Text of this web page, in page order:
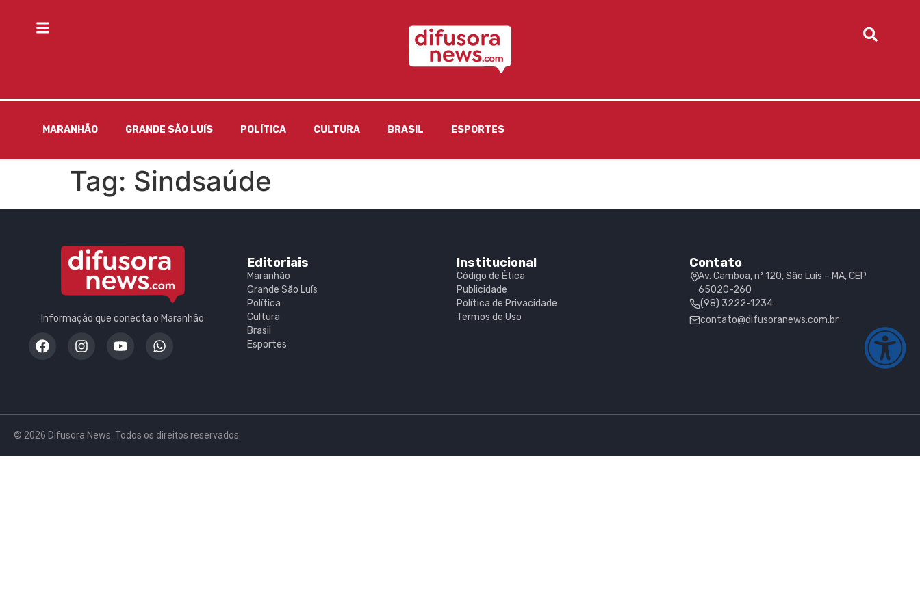
MARANHÃO GRANDE SÃO LUÍS POLÍTICA CULTURA BRASIL ESPORTES
Tag: Sindsaúde
Informação que conecta o Maranhão
Editoriais
Maranhão
Grande São Luís
Política
Cultura
Brasil
Esportes
Institucional
Código de Ética
Publicidade
Política de Privacidade
Termos de Uso
Contato
Av. Camboa, nº 120, São Luís – MA, CEP
65020-260
(98) 3222-1234
contato@difusoranews.com.br
© 2026 Difusora News. Todos os direitos reservados.